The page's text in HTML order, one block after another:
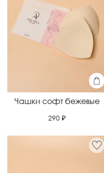
Чашки софт бежевые
290 ₽